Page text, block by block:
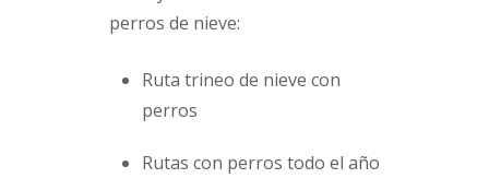
perros de nieve:
Ruta trineo de nieve con
perros
Rutas con perros todo el año